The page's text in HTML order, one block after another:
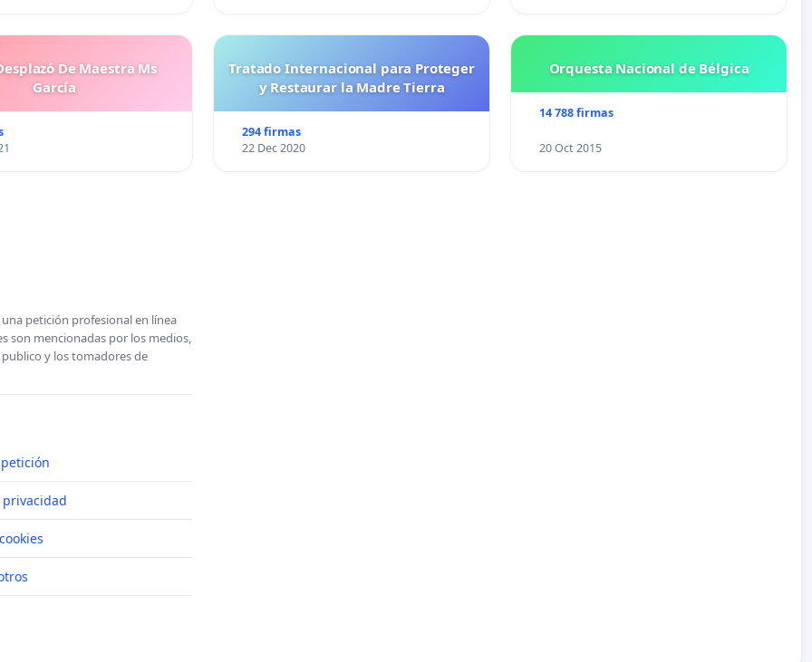
De Maestra Ms
García
Tratado Internacional para Proteger
y Restaurar la Madre Tierra
294 firmas
22 Dec 2020
Orquesta Nacional de Bélgica
14 788 firmas
20 Oct 2015
petición profesional en línea
son mencionadas por los medios,
y los tomadores de